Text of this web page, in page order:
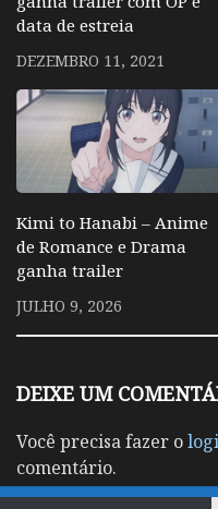
data de estreia
DEZEMBRO 11, 2021
Kimi to Hanabi – Anime
de Romance e Drama
ganha trailer
JULHO 9, 2026
DEIXE UM
Você precisa fazer o
comentário.